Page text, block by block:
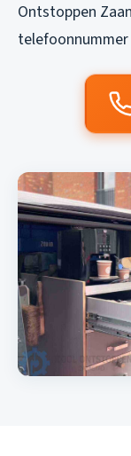
Ontstoppen
telefoonnummer